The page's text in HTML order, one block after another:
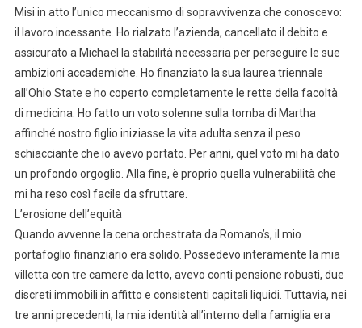
Misi in atto l’unico meccanismo di sopravvivenza che conoscevo:
il lavoro incessante. Ho rialzato l’azienda, cancellato il debito e
assicurato a Michael la stabilità necessaria per perseguire le sue
ambizioni accademiche. Ho finanziato la sua laurea triennale
all’Ohio State e ho coperto completamente le rette della facoltà
di medicina. Ho fatto un voto solenne sulla tomba di Martha
affinché nostro figlio iniziasse la vita adulta senza il peso
schiacciante che io avevo portato. Per anni, quel voto mi ha dato
un profondo orgoglio. Alla fine, è proprio quella vulnerabilità che
mi ha reso così facile da sfruttare.
L’erosione dell’equità
Quando avvenne la cena orchestrata da Romano’s, il mio
portafoglio finanziario era solido. Possedevo interamente la mia
villetta con tre camere da letto, avevo conti pensione robusti, due
discreti immobili in affitto e consistenti capitali liquidi. Tuttavia, nei
tre anni precedenti, la mia identità all’interno della famiglia era